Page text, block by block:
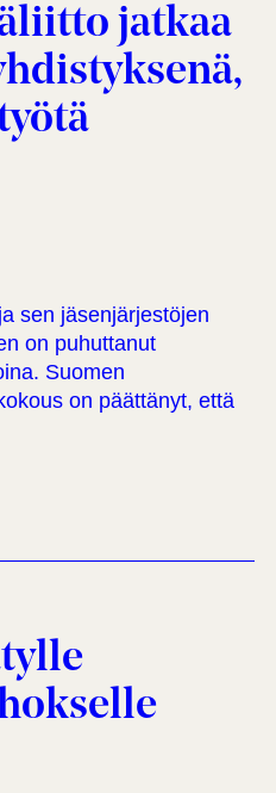
jatkaa
sen jäsenjärjestöjen
on puhuttanut
Suomen
on päättänyt, että